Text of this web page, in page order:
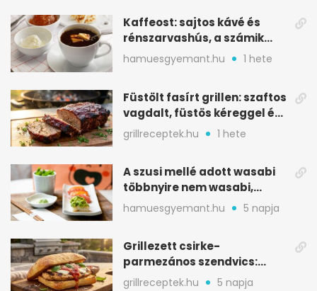
Kaffeost: sajtos kávé és
rénszarvashús, a számik
melegítő itala
hamuesgyemant.hu 1 hete
Füstölt fasírt grillen: szaftos
vagdalt, füstös kéreggel és
BBQ mázzal
grillreceptek.hu 1 hete
A szusi mellé adott wasabi
többnyire nem wasabi,
hanem fűszerkeverék
hamuesgyemant.hu 5 napja
Grillezett csirke-
parmezános szendvics:
ropogós csirke, olvadó sajt
grillreceptek.hu 5 napja